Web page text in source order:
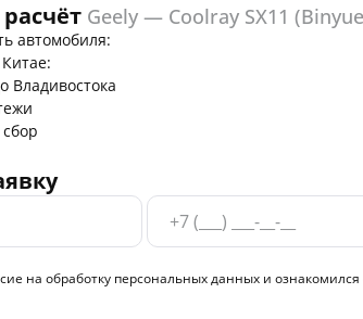
Geely — Coolray SX11
автомобиля:
Владивостока
на обработку персональных данных и